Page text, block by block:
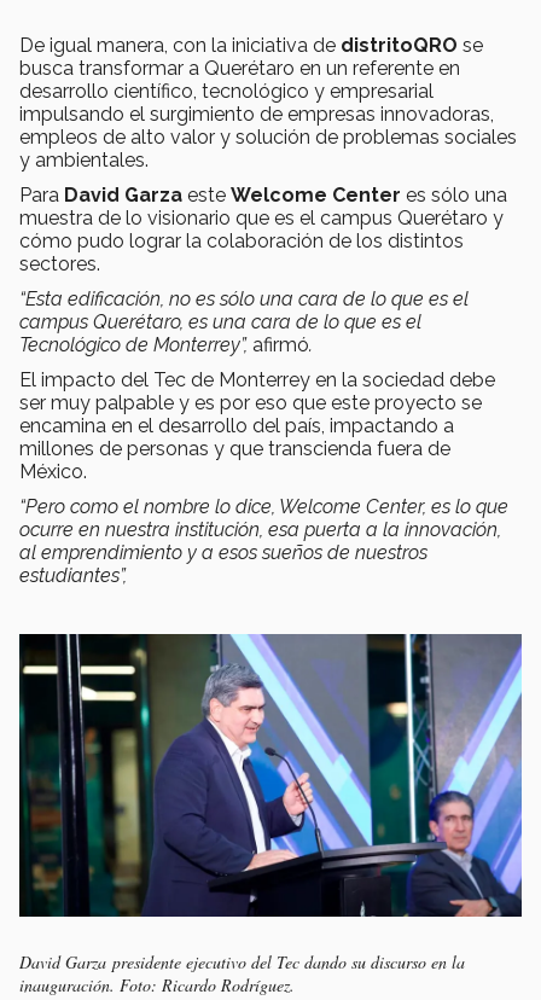
De igual manera, con la iniciativa de distritoQRO se
busca transformar a Querétaro en un referente en
desarrollo científico, tecnológico y empresarial
impulsando el surgimiento de empresas innovadoras,
empleos de alto valor y solución de problemas sociales
y ambientales.
Para David Garza este Welcome Center es sólo una
muestra de lo visionario que es el campus Querétaro y
cómo pudo lograr la colaboración de los distintos
sectores.
“Esta edificación, no es sólo una cara de lo que es el
campus Querétaro, es una cara de lo que es el
Tecnológico de Monterrey”, afirmó.
El impacto del Tec de Monterrey en la sociedad debe
ser muy palpable y es por eso que este proyecto se
encamina en el desarrollo del país, impactando a
millones de personas y que transcienda fuera de
México.
“Pero como el nombre lo dice, Welcome Center, es lo que
ocurre en nuestra institución, esa puerta a la innovación,
al emprendimiento y a esos sueños de nuestros
estudiantes”,
David Garza presidente ejecutivo del Tec dando su discurso en la
inauguración. Foto: Ricardo Rodríguez.